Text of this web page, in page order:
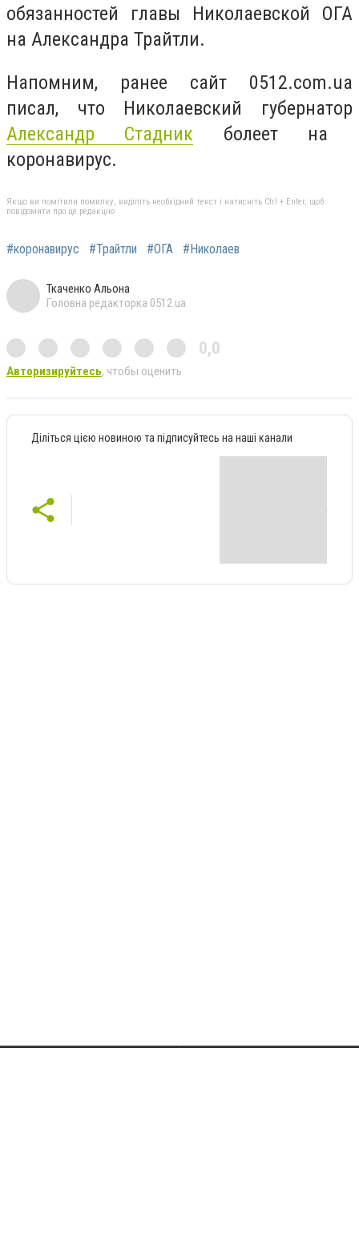
обязанностей главы Николаевской ОГА
на Александра Трайтли.
Напомним, ранее сайт 0512.com.ua
писал, что Николаевский губернатор
Александр Стадник болеет на
коронавирус.
Якщо ви помітили помилку, виділіть необхідний текст і натисніть Ctrl + Enter, щоб
повідомити про це редакцію
#коронавирус #Трайтли #ОГА #Николаев
Ткаченко Альона
Головна редакторка 0512.ua
0,0
Авторизируйтесь, чтобы оценить
Діліться цією новиною та підписуйтесь на наші канали